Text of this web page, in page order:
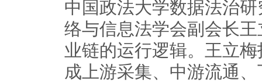
中国政法大学数据法治
络与信息法学会副会长
业链的运行逻辑。王立
成上游采集、中游流通